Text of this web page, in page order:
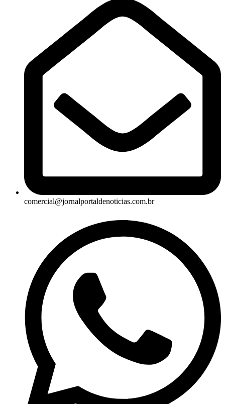
comercial@jornalportaldenoticias.com.br